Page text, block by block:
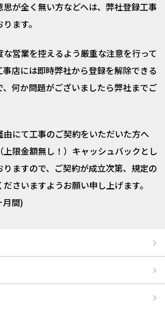
が全く無い方などへは、弊社登録工事
ます。
営業を控えるよう厳重な注意を行って
店には即時弊社から登録を解除できる
何か問題がございましたら弊社までご
にて工事のご契約をいただいた方へ
限金額無し！）キャッシュバックとし
ますので、ご契約が成立次第、規定の
さいますようお願い申し上げます。
月間)